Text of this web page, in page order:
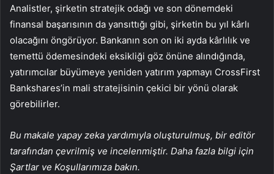
Analistler, şirketin stratejik odağı ve son dönemdeki
finansal başarısının da yansıttığı gibi, şirketin bu yıl kârlı
olacağını öngörüyor. Bankanın son on iki ayda kârlılık ve
temettü ödemesindeki eksikliği göz önüne alındığında,
yatırımcılar büyümeye yeniden yatırım yapmayı CrossFirst
Bankshares’in mali stratejisinin çekici bir yönü olarak
görebilirler.
Bu makale yapay zeka yardımıyla oluşturulmuş, bir editör
tarafından çevrilmiş ve incelenmiştir. Daha fazla bilgi için
Şartlar ve Koşullarımıza bakın.